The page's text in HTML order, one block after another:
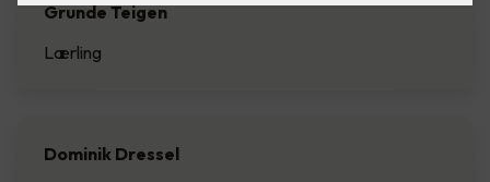
Grunde Teigen
Lærling
Dominik Dressel